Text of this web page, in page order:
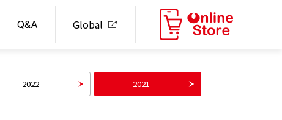
Q&A Global
2022 2021